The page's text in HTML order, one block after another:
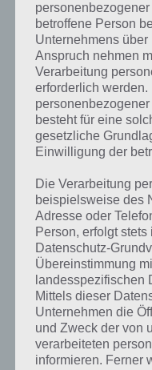
Kurze
Foto ist die Lösung für das
betroffene Person
Unternehmens
Anspruch nehmen
Verarbeitung
erforderlich werden.
besteht für eine
gesetzliche
Einwilligung der
Die Verarbeitung
beispielsweise des
Adresse oder
Person, erfolgt
Datenschutz-
Übereinstimmung
landesspezifischen
Mittels dieser
Unternehmen die
und Zweck der von
verarbeiteten
informieren. Ferner